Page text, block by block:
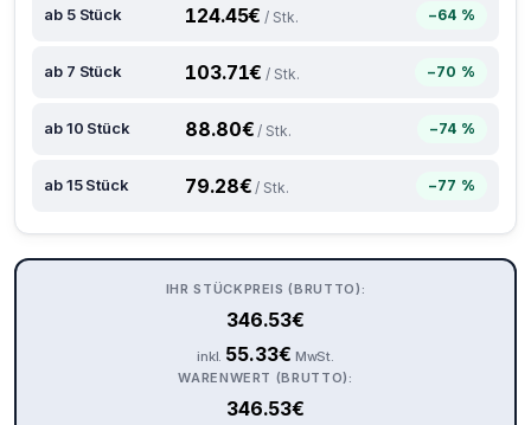
ab 5 Stück 124.45€ / Stk. −64 %
ab 7 Stück 103.71€ / Stk. −70 %
ab 10 Stück 88.80€ / Stk. −74 %
ab 15 Stück 79.28€ / Stk. −77 %
IHR STÜCKPREIS (BRUTTO):
346.53€
inkl. 55.33€ MwSt.
WARENWERT (BRUTTO):
346.53€